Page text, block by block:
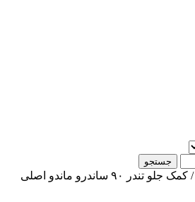
جستجو
/ کمک جلو تندر ۹۰ ساندرو ماندو اصلی